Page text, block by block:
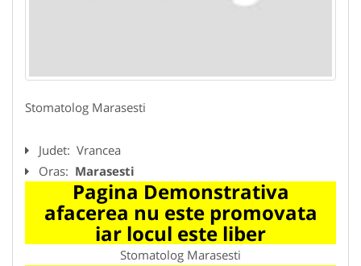
Stomatolog Marasesti
Judet: Vrancea
Oras: Marasesti
Pagina Demonstrativa
afacerea nu este promovata
iar locul este liber
Stomatolog Marasesti